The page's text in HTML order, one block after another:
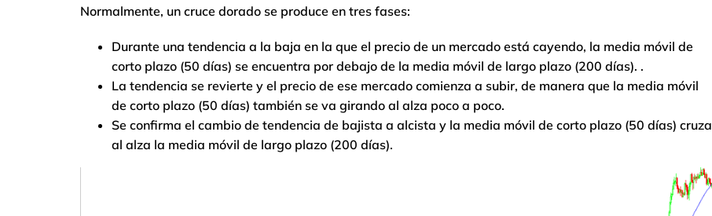
Normalmente, un cruce dorado se produce en tres fases:
Durante una tendencia a la baja en la que el precio de un mercado está cayendo, la media móvil de
corto plazo (50 días) se encuentra por debajo de la media móvil de largo plazo (200 días). .
La tendencia se revierte y el precio de ese mercado comienza a subir, de manera que la media móvil
de corto plazo (50 días) también se va girando al alza poco a poco.
Se confirma el cambio de tendencia de bajista a alcista y la media móvil de corto plazo (50 días) cruza
al alza la media móvil de largo plazo (200 días).